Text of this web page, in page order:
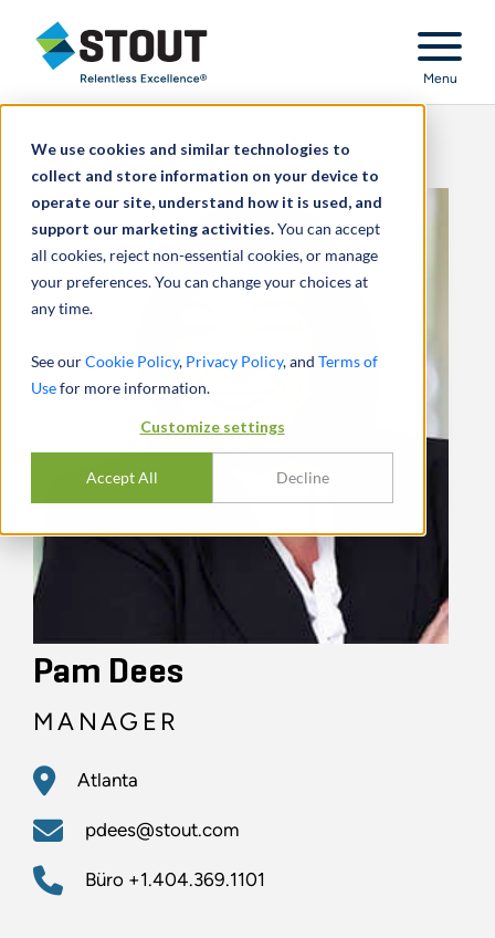
We use cookies and similar technologies to
collect and store information on your device to
operate our site, understand how it is used, and
support our marketing activities.You can accept
all cookies, reject non-essential cookies, or manage
your preferences. You can change your choices at
any time.
See ourCookie Policy, Privacy Policy, and Terms of
Usefor more information.
Customize settings
Accept All Decline
Stout Relentless Excellence
Menu
Pam Dees
MANAGER
Atlanta
pdees@stout.com
Büro +1.404.369.1101